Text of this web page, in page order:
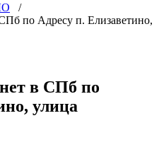
/
по Адресу п. Елизаветино,
в СПб по
улица